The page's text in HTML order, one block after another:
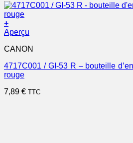
+
Aperçu
CANON
4717C001 / GI-53 R – bouteille
rouge
7,89 € TTC